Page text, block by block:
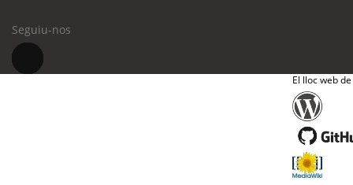
Seguiu-nos
El lloc web